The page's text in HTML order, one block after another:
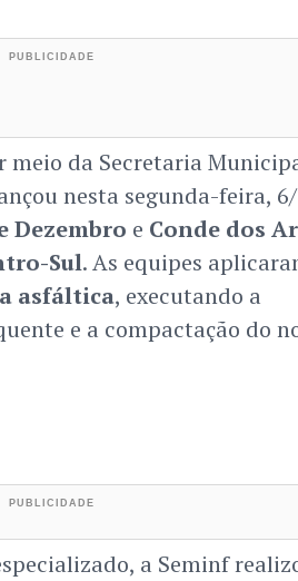
meio da Secretaria
nesta segunda-feira, 6/
Dezembro e Conde dos
Sul. As equipes
asfáltica, executando a
e a compactação do
a Seminf